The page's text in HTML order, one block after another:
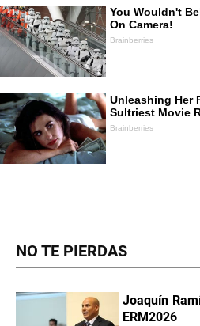
NO TE PIERDAS
Joaquín
ERM2026